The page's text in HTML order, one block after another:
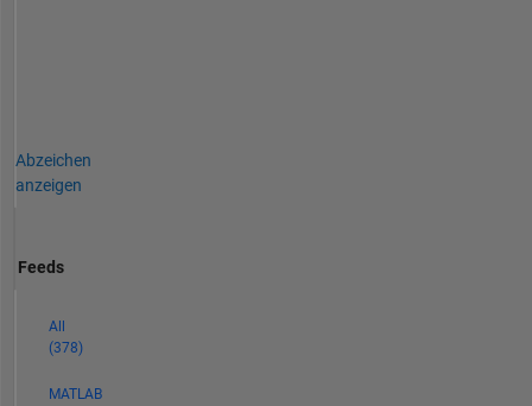
Abzeichen
anzeigen
Feeds
All
(378)
MATLAB